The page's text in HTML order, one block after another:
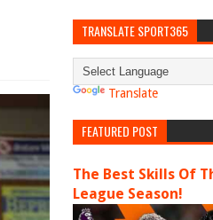
TRANSLATE SPORT365
Translate
FEATURED POST
The Best Skills Of
League Season!